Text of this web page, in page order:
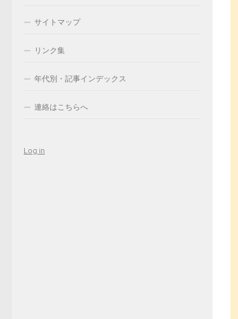
サイトマップ
リンク集
年代別・記事インデックス
連絡はこちらへ
Log in